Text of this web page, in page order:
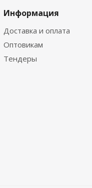
Информация
Доставка и оплата
Оптовикам
Тендеры